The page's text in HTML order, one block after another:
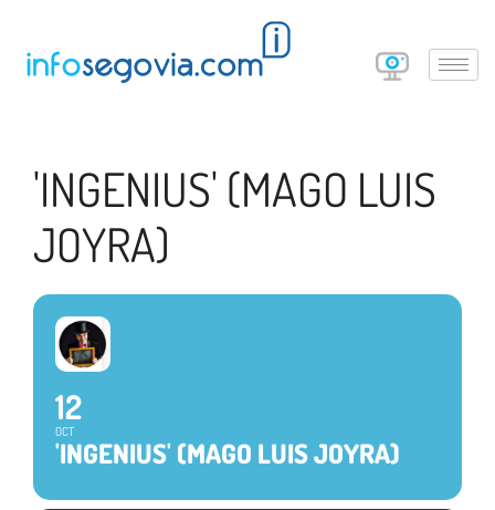
'INGENIUS' (MAGO LUIS
JOYRA)
12
OCT
'INGENIUS' (MAGO LUIS JOYRA)